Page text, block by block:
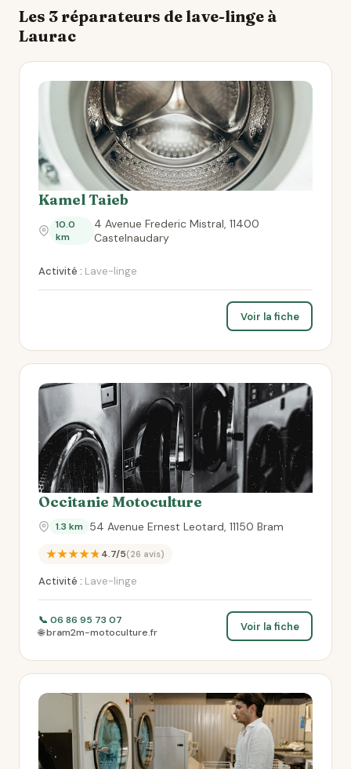
Les 3 réparateurs de lave-linge à
Laurac
Kamel Taieb
10.0
km
4 Avenue Frederic Mistral, 11400
Castelnaudary
Activité : Lave-linge
Voir la fiche
Occitanie Motoculture
1.3 km 54 Avenue Ernest Leotard, 11150 Bram
★★★★★4.7/5(26 avis)
Activité : Lave-linge
📞 06 86 95 73 07
🌐 bram2m-motoculture.fr
Voir la fiche